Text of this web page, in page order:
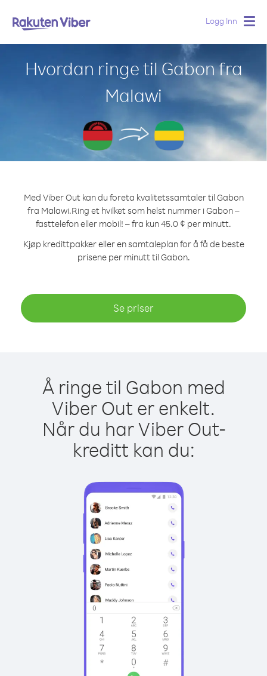
Logg Inn
Hvordan ringe til Gabon fra
Malawi
Med Viber Out kan du foreta kvalitetssamtaler til Gabon
fra Malawi.Ring et hvilket som helst nummer i Gabon –
fasttelefon eller mobil! – fra kun 45.0 ¢ per minutt.
Kjøp kredittpakker eller en samtaleplan for å få de beste
prisene per minutt til Gabon.
Se priser
Å ringe til Gabon med
Viber Out er enkelt.
Når du har Viber Out-
kreditt kan du: